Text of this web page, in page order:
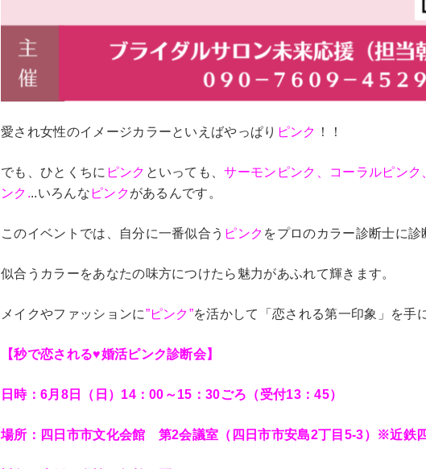
愛され女性のイメージカラーといえばやっぱり ピンク ！！
でも、ひとくちに ピンク といっても、サーモンピンク、コーラルピン
ンク...いろんな ピンクがあるんです。
このイベントでは、自分に一番似合う ピンク をプロのカラー診断士に診
似合うカラーをあなたの味方につけたら魅力があふれて輝きます。
メイクやファッションに”ピンク”を活かして「恋される第一印象」を手
【秒で恋される♥婚活ピンク診断会】
日時：6月8日（日）14：00～15：30ごろ（受付13：45）
場所：四日市市文化会館 第2会議室（四日市市安島2丁目5-3）※近鉄